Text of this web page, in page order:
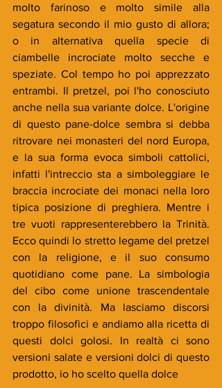
molto farinoso e molto simile alla
segatura secondo il mio gusto di allora;
o in alternativa quella specie di
ciambelle incrociate molto secche e
speziate. Col tempo ho poi apprezzato
entrambi. Il pretzel, poi l'ho conosciuto
anche nella sua variante dolce. L'origine
di questo pane-dolce sembra si debba
ritrovare nei monasteri del nord Europa,
e la sua forma evoca simboli cattolici,
infatti l'intreccio sta a simboleggiare le
braccia incrociate dei monaci nella loro
tipica posizione di preghiera. Mentre i
tre vuoti rappresenterebbero la Trinità.
Ecco quindi lo stretto legame del pretzel
con la religione, e il suo consumo
quotidiano come pane. La simbologia
del cibo come unione trascendentale
con la divinità. Ma lasciamo discorsi
troppo filosofici e andiamo alla ricetta di
questi dolci golosi. In realtà ci sono
versioni salate e versioni dolci di questo
prodotto, io ho scelto quella dolce